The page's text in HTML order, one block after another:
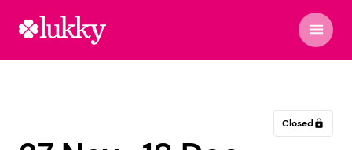
menu
Closed lock